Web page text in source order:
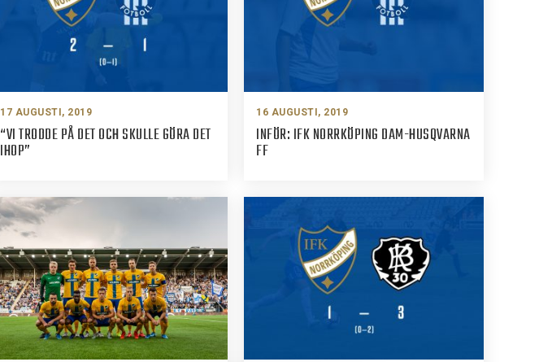
17 AUGUSTI, 2019
“VI TRODDE PÅ DET OCH SKULLE GÖRA DET
IHOP”
16 AUGUSTI, 2019
INFÖR: IFK NORRKÖPING DAM-HUSQVARNA
FF